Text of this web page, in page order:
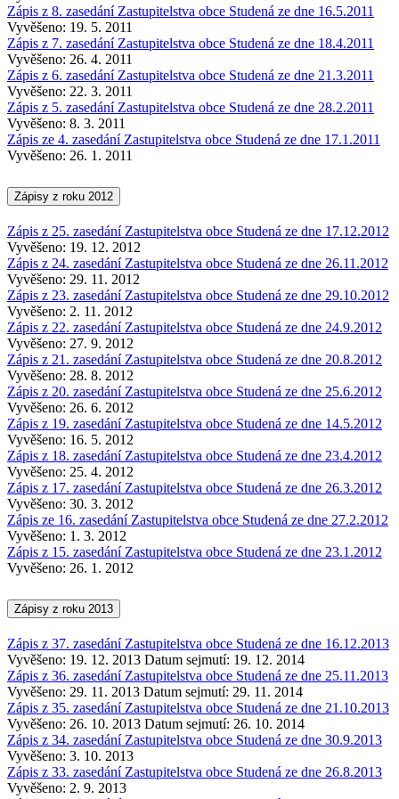
Zápis z 8. zasedání Zastupitelstva obce Studená ze dne 16.5.2011
Vyvěšeno: 19. 5. 2011
Zápis z 7. zasedání Zastupitelstva obce Studená ze dne 18.4.2011
Vyvěšeno: 26. 4. 2011
Zápis z 6. zasedání Zastupitelstva obce Studená ze dne 21.3.2011
Vyvěšeno: 22. 3. 2011
Zápis z 5. zasedání Zastupitelstva obce Studená ze dne 28.2.2011
Vyvěšeno: 8. 3. 2011
Zápis ze 4. zasedání Zastupitelstva obce Studená ze dne 17.1.2011
Vyvěšeno: 26. 1. 2011
Zápisy z roku 2012
Zápis z 25. zasedání Zastupitelstva obce Studená ze dne 17.12.2012
Vyvěšeno: 19. 12. 2012
Zápis z 24. zasedání Zastupitelstva obce Studená ze dne 26.11.2012
Vyvěšeno: 29. 11. 2012
Zápis z 23. zasedání Zastupitelstva obce Studená ze dne 29.10.2012
Vyvěšeno: 2. 11. 2012
Zápis z 22. zasedání Zastupitelstva obce Studená ze dne 24.9.2012
Vyvěšeno: 27. 9. 2012
Zápis z 21. zasedání Zastupitelstva obce Studená ze dne 20.8.2012
Vyvěšeno: 28. 8. 2012
Zápis z 20. zasedání Zastupitelstva obce Studená ze dne 25.6.2012
Vyvěšeno: 26. 6. 2012
Zápis z 19. zasedání Zastupitelstva obce Studená ze dne 14.5.2012
Vyvěšeno: 16. 5. 2012
Zápis z 18. zasedání Zastupitelstva obce Studená ze dne 23.4.2012
Vyvěšeno: 25. 4. 2012
Zápis z 17. zasedání Zastupitelstva obce Studená ze dne 26.3.2012
Vyvěšeno: 30. 3. 2012
Zápis ze 16. zasedání Zastupitelstva obce Studená ze dne 27.2.2012
Vyvěšeno: 1. 3. 2012
Zápis z 15. zasedání Zastupitelstva obce Studená ze dne 23.1.2012
Vyvěšeno: 26. 1. 2012
Zápisy z roku 2013
Zápis z 37. zasedání Zastupitelstva obce Studená ze dne 16.12.2013
Vyvěšeno: 19. 12. 2013 Datum sejmutí: 19. 12. 2014
Zápis z 36. zasedání Zastupitelstva obce Studená ze dne 25.11.2013
Vyvěšeno: 29. 11. 2013 Datum sejmutí: 29. 11. 2014
Zápis z 35. zasedání Zastupitelstva obce Studená ze dne 21.10.2013
Vyvěšeno: 26. 10. 2013 Datum sejmutí: 26. 10. 2014
Zápis z 34. zasedání Zastupitelstva obce Studená ze dne 30.9.2013
Vyvěšeno: 3. 10. 2013
Zápis z 33. zasedání Zastupitelstva obce Studená ze dne 26.8.2013
Vyvěšeno: 2. 9. 2013